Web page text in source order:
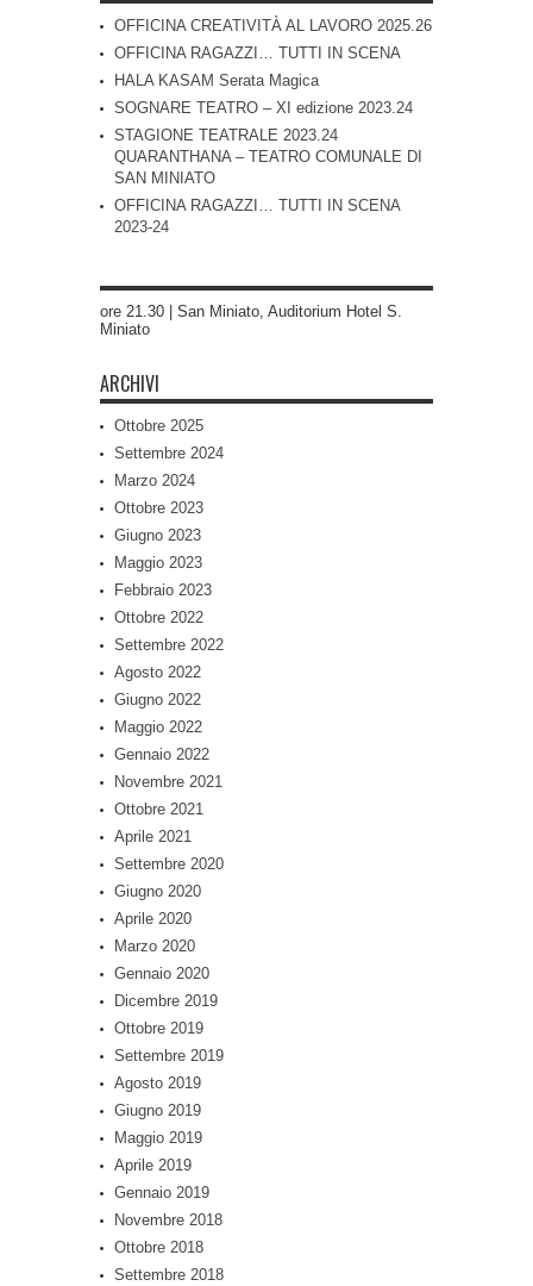
OFFICINA CREATIVITÀ AL LAVORO 2025.26
OFFICINA RAGAZZI… TUTTI IN SCENA
HALA KASAM Serata Magica
SOGNARE TEATRO – XI edizione 2023.24
STAGIONE TEATRALE 2023.24
QUARANTHANA – TEATRO COMUNALE DI
SAN MINIATO
OFFICINA RAGAZZI… TUTTI IN SCENA
2023-24
ore 21.30 | San Miniato, Auditorium Hotel S.
Miniato
ARCHIVI
Ottobre 2025
Settembre 2024
Marzo 2024
Ottobre 2023
Giugno 2023
Maggio 2023
Febbraio 2023
Ottobre 2022
Settembre 2022
Agosto 2022
Giugno 2022
Maggio 2022
Gennaio 2022
Novembre 2021
Ottobre 2021
Aprile 2021
Settembre 2020
Giugno 2020
Aprile 2020
Marzo 2020
Gennaio 2020
Dicembre 2019
Ottobre 2019
Settembre 2019
Agosto 2019
Giugno 2019
Maggio 2019
Aprile 2019
Gennaio 2019
Novembre 2018
Ottobre 2018
Settembre 2018